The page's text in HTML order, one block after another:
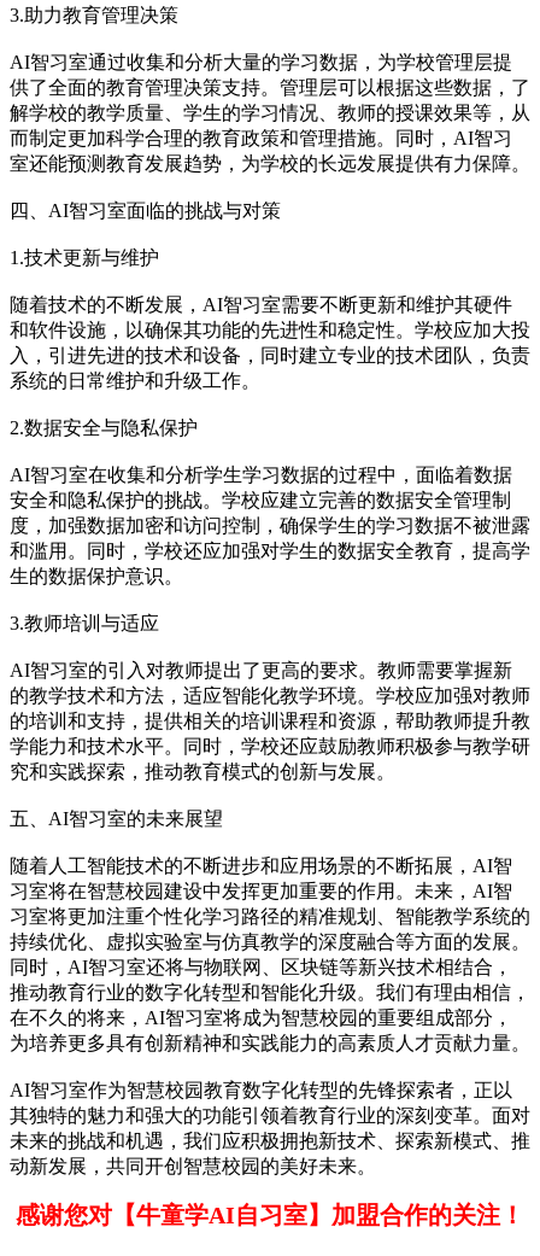
3.助力教育管理决策
AI智习室通过收集和分析大量的学习数据，为学校管理层提
供了全面的教育管理决策支持。管理层可以根据这些数据，了
解学校的教学质量、学生的学习情况、教师的授课效果等，从
而制定更加科学合理的教育政策和管理措施。同时，AI智习
室还能预测教育发展趋势，为学校的长远发展提供有力保障。
四、AI智习室面临的挑战与对策
1.技术更新与维护
随着技术的不断发展，AI智习室需要不断更新和维护其硬件
和软件设施，以确保其功能的先进性和稳定性。学校应加大投
入，引进先进的技术和设备，同时建立专业的技术团队，负责
系统的日常维护和升级工作。
2.数据安全与隐私保护
AI智习室在收集和分析学生学习数据的过程中，面临着数据
安全和隐私保护的挑战。学校应建立完善的数据安全管理制
度，加强数据加密和访问控制，确保学生的学习数据不被泄露
和滥用。同时，学校还应加强对学生的数据安全教育，提高学
生的数据保护意识。
3.教师培训与适应
AI智习室的引入对教师提出了更高的要求。教师需要掌握新
的教学技术和方法，适应智能化教学环境。学校应加强对教师
的培训和支持，提供相关的培训课程和资源，帮助教师提升教
学能力和技术水平。同时，学校还应鼓励教师积极参与教学研
究和实践探索，推动教育模式的创新与发展。
五、AI智习室的未来展望
随着人工智能技术的不断进步和应用场景的不断拓展，AI智
习室将在智慧校园建设中发挥更加重要的作用。未来，AI智
习室将更加注重个性化学习路径的精准规划、智能教学系统的
持续优化、虚拟实验室与仿真教学的深度融合等方面的发展。
同时，AI智习室还将与物联网、区块链等新兴技术相结合，
推动教育行业的数字化转型和智能化升级。我们有理由相信，
在不久的将来，AI智习室将成为智慧校园的重要组成部分，
为培养更多具有创新精神和实践能力的高素质人才贡献力量。
AI智习室作为智慧校园教育数字化转型的先锋探索者，正以
其独特的魅力和强大的功能引领着教育行业的深刻变革。面对
未来的挑战和机遇，我们应积极拥抱新技术、探索新模式、推
动新发展，共同开创智慧校园的美好未来。
感谢您对【牛童学AI自习室】加盟合作的关注！